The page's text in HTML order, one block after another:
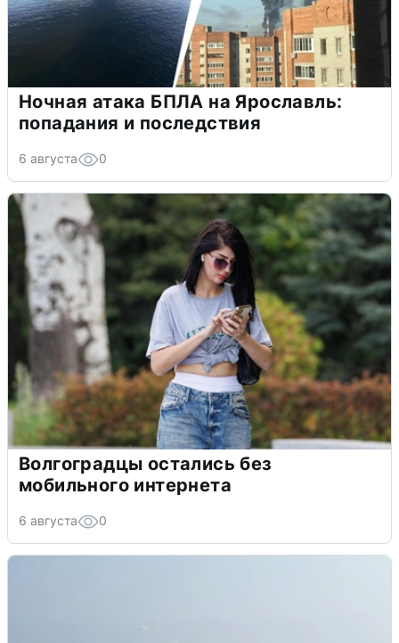
Ночная атака БПЛА на Ярославль:
попадания и последствия
6 августа 0
Волгоградцы остались без
мобильного интернета
6 августа 0